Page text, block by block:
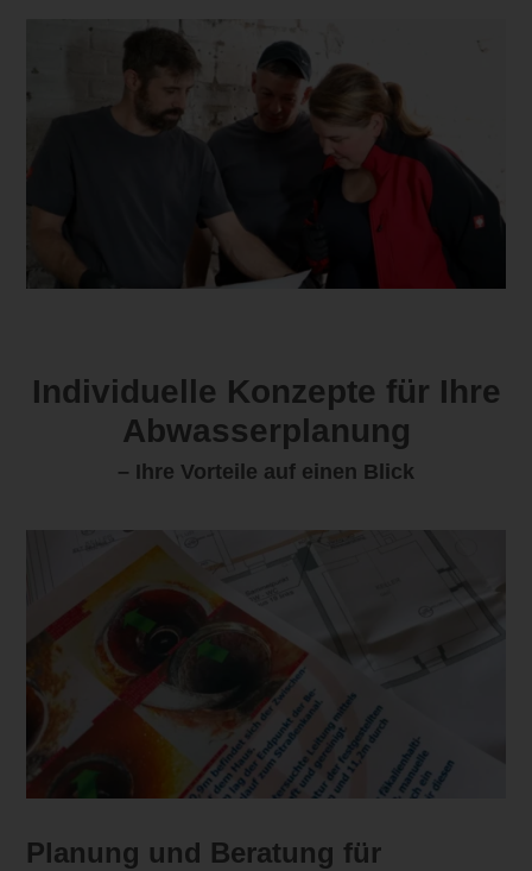
Individuelle Konzepte für Ihre
Abwasserplanung
– Ihre Vorteile auf einen Blick
Planung und Beratung für